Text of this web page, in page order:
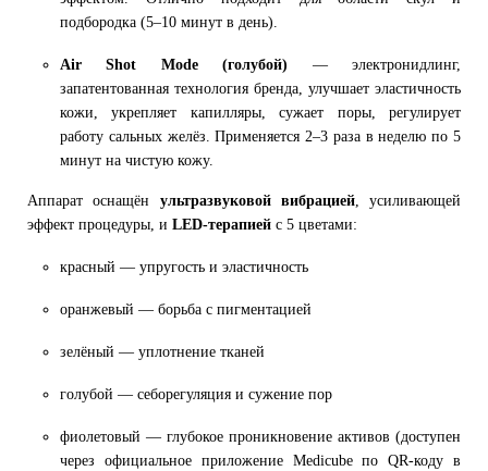
подбородка (5–10 минут в день).
Air Shot Mode (голубой) — электронидлинг,
запатентованная технология бренда, улучшает эластичность
кожи, укрепляет капилляры, сужает поры, регулирует
работу сальных желёз. Применяется 2–3 раза в неделю по 5
минут на чистую кожу.
Аппарат оснащён ультразвуковой вибрацией, усиливающей
эффект процедуры, и LED-терапией с 5 цветами:
красный — упругость и эластичность
оранжевый — борьба с пигментацией
зелёный — уплотнение тканей
голубой — себорегуляция и сужение пор
фиолетовый — глубокое проникновение активов (доступен
через официальное приложение Medicube по QR-коду в